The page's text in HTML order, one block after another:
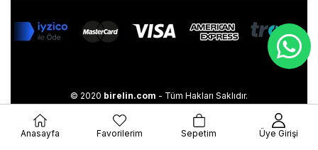
© 2020 birelin.com - Tüm Hakları Saklıdır.
Anasayfa Favorilerim Sepetim Üye Girişi